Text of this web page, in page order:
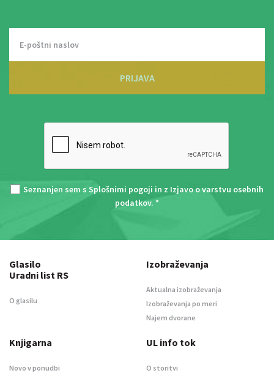
PRIJAVA
Seznanjen sem s Splošnimi pogoji in z Izjavo o varstvu osebnih
podatkov. *
Glasilo
Uradni list RS
O glasilu
Izobraževanja
Aktualna izobraževanja
Izobraževanja po meri
Najem dvorane
Knjigarna
Novo v ponudbi
UL info tok
O storitvi